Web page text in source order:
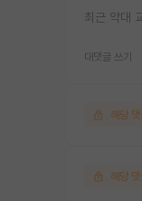
최근 약대
대댓글 쓰기
해당
해당